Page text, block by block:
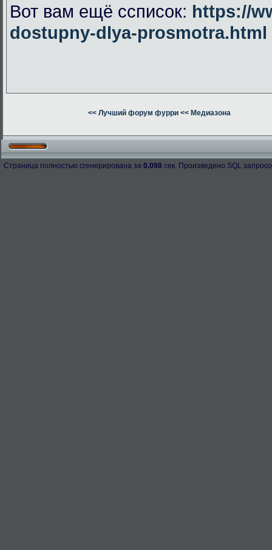
Вот вам ещё ссписок: https://
dostupny-dlya-prosmotra.html
<< Лучший форум фурри << Медиазона
Страница полностью сгенерирована за 0.098 сек. Произведено SQL